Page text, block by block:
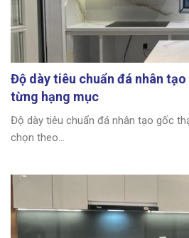
Độ dày tiêu chuẩn đá nhân
từng hạng mục
Độ dày tiêu chuẩn đá nhân tạo gốc
chọn theo...